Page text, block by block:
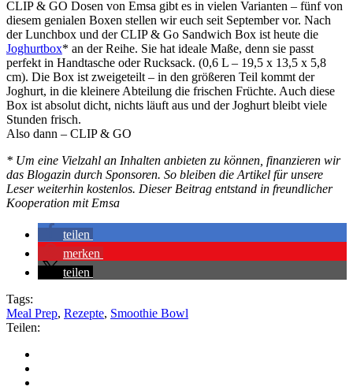
CLIP & GO Dosen von Emsa gibt es in vielen Varianten – fünf von
diesem genialen Boxen stellen wir euch seit September vor. Nach
der Lunchbox und der CLIP & Go Sandwich Box ist heute die
Joghurtbox* an der Reihe. Sie hat ideale Maße, denn sie passt
perfekt in Handtasche oder Rucksack. (0,6 L – 19,5 x 13,5 x 5,8
cm). Die Box ist zweigeteilt – in den größeren Teil kommt der
Joghurt, in die kleinere Abteilung die frischen Früchte. Auch diese
Box ist absolut dicht, nichts läuft aus und der Joghurt bleibt viele
Stunden frisch.
Also dann – CLIP & GO
* Um eine Vielzahl an Inhalten anbieten zu können, finanzieren wir
das Blogazin durch Sponsoren. So bleiben die Artikel für unsere
Leser weiterhin kostenlos. Dieser Beitrag entstand in freundlicher
Kooperation mit Emsa
teilen
merken
teilen
Tags:
Meal Prep, Rezepte, Smoothie Bowl
Teilen: